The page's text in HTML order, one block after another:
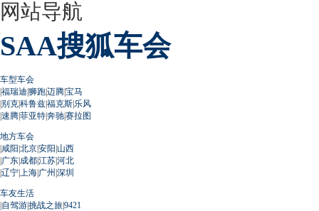
网站导航
SAA搜狐车会
车型车会
|福瑞迪|狮跑|迈腾|宝马
|别克|科鲁兹|福克斯|乐风
|速腾|菲亚特|奔驰|赛拉图
地方车会
|咸阳|北京|安阳|山西
|广东|成都|江苏|河北
|辽宁| 上海|广州 |深圳
车友生活
|自驾游|挑战之旅|9421